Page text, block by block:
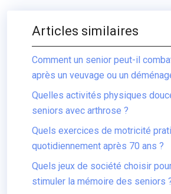
Articles similaires
Comment un senior peut-il
après un veuvage ou un
Quelles activités physiques
seniors avec arthrose ?
Quels exercices de motricité
quotidiennement après 70 ans ?
Quels jeux de société choisir
stimuler la mémoire des seniors